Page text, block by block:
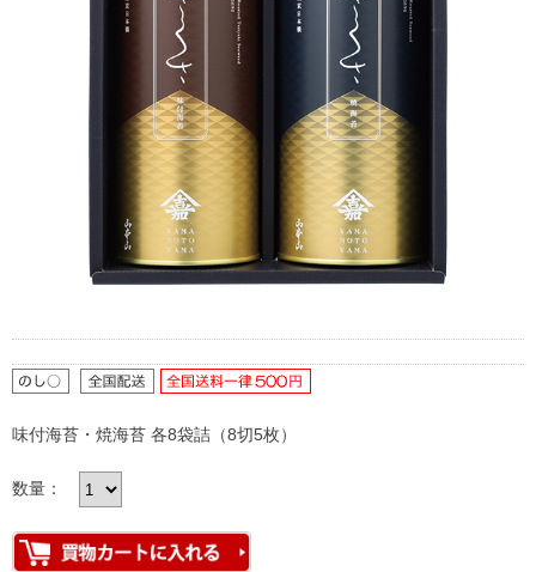
味付海苔・焼海苔 各8袋詰（8切5枚）
数量：